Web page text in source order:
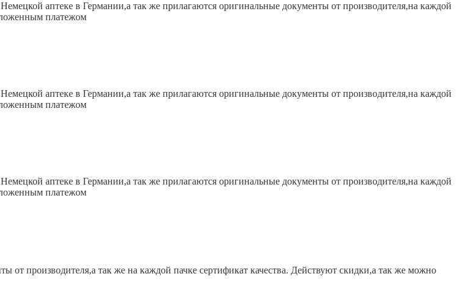
аптеке в Германии,а так же прилагаются оригинальные документы от производителя,на каждой
платежом
аптеке в Германии,а так же прилагаются оригинальные документы от производителя,на каждой
платежом
аптеке в Германии,а так же прилагаются оригинальные документы от производителя,на каждой
платежом
от производителя,а так же на каждой пачке сертификат качества. Действуют скидки,а так же можно